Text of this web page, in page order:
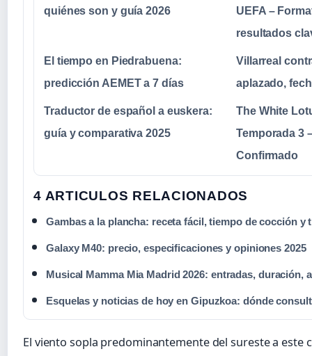
quiénes son y guía 2026
UEFA –
resultados
El tiempo en Piedrabuena:
predicción AEMET a 7 días
Villarreal
aplazado,
Traductor de español a euskera:
guía y comparativa 2025
The White
Temporada 3
Confirmado
4 ARTICULOS RELACIONADOS
Gambas a la plancha: receta fácil, tiempo de cocción y
Galaxy M40: precio, especificaciones y opiniones 2025
Musical Mamma Mia Madrid 2026: entradas, duración,
Esquelas y noticias de hoy en Gipuzkoa: dónde
El viento sopla predominantemente del sureste a este